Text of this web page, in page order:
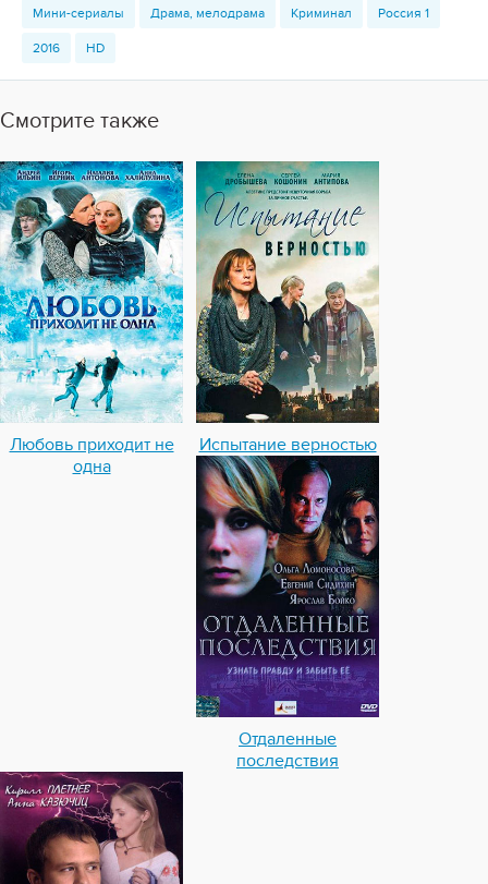
Мини-сериалы Драма, мелодрама Криминал Россия 1
2016 HD
Смотрите также
Любовь приходит не
одна
Испытание верностью
Отдаленные
последствия